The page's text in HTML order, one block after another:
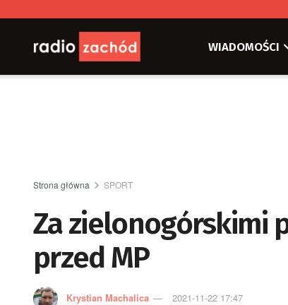
WIADOMOŚCI
Strona główna SPORT
Za zielonogórskimi
przed MP
Krystian Machalica 2021-11-22 17:47